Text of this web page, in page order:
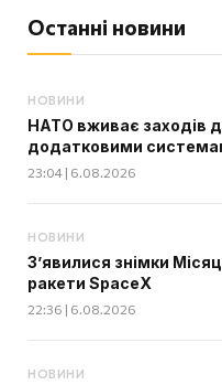
Останні новини
НОВИНИ
НАТО вживає заходів
додатковими
23:04 | 6.08.2026
НОВИНИ
З’явилися знімки
ракети SpaceX
22:36 | 6.08.2026
НОВИНИ